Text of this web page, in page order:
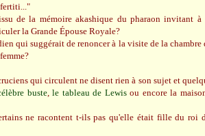
de la mémoire akashique du pharaon invitant à
la Grande Épouse Royale?
qui suggérait de renoncer à la visite de la
qui circulent ne disent rien à son sujet et
buste,le tableau de Lewisou encore la
ne racontent t-ils pas qu'elle était fille du roi